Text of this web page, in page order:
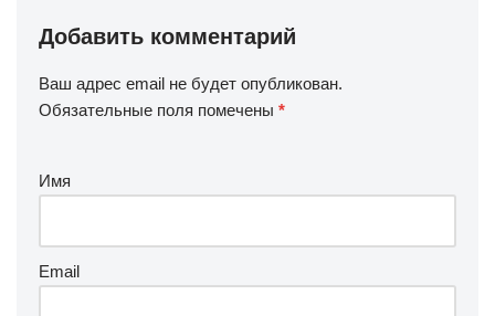
Добавить комментарий
Ваш адрес email не будет опубликован.
Обязательные поля помечены *
Имя
Email